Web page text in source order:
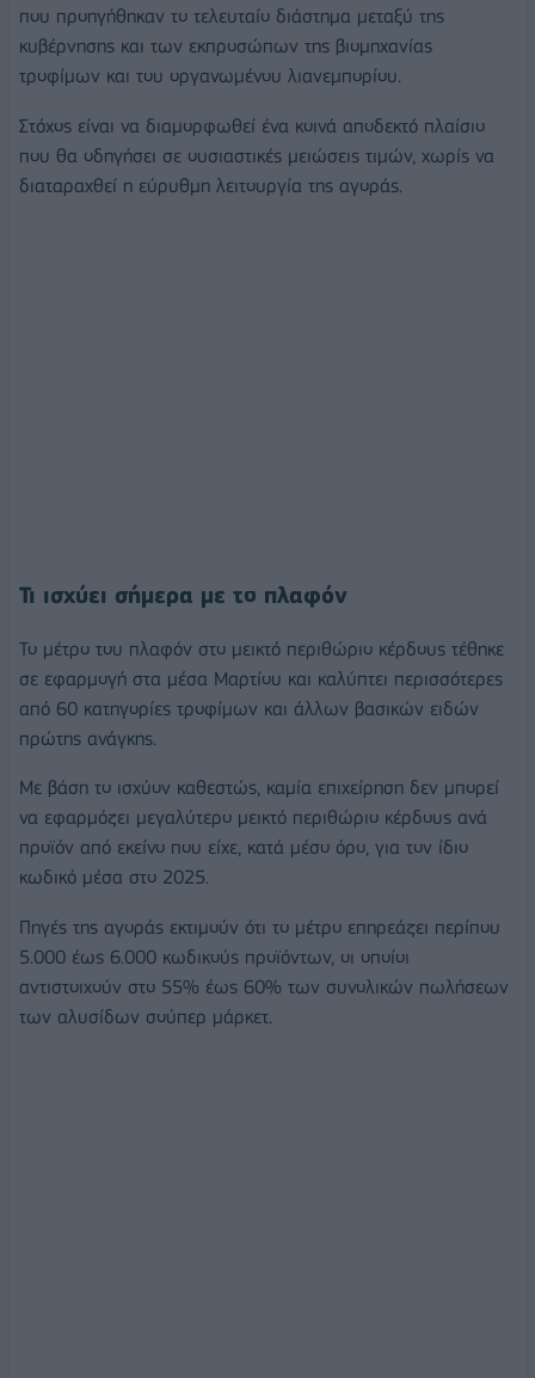
που προηγήθηκαν το τελευταίο διάστημα μεταξύ της
κυβέρνησης και των εκπροσώπων της βιομηχανίας
τροφίμων και του οργανωμένου λιανεμπορίου.
Στόχος είναι να διαμορφωθεί ένα κοινά αποδεκτό πλαίσιο
που θα οδηγήσει σε ουσιαστικές μειώσεις τιμών, χωρίς να
διαταραχθεί η εύρυθμη λειτουργία της αγοράς.
Τι ισχύει σήμερα με το πλαφόν
Το μέτρο του πλαφόν στο μεικτό περιθώριο κέρδους τέθηκε
σε εφαρμογή στα μέσα Μαρτίου και καλύπτει περισσότερες
από 60 κατηγορίες τροφίμων και άλλων βασικών ειδών
πρώτης ανάγκης.
Με βάση το ισχύον καθεστώς, καμία επιχείρηση δεν μπορεί
να εφαρμόζει μεγαλύτερο μεικτό περιθώριο κέρδους ανά
προϊόν από εκείνο που είχε, κατά μέσο όρο, για τον ίδιο
κωδικό μέσα στο 2025.
Πηγές της αγοράς εκτιμούν ότι το μέτρο επηρεάζει περίπου
5.000 έως 6.000 κωδικούς προϊόντων, οι οποίοι
αντιστοιχούν στο 55% έως 60% των συνολικών πωλήσεων
των αλυσίδων σούπερ μάρκετ.